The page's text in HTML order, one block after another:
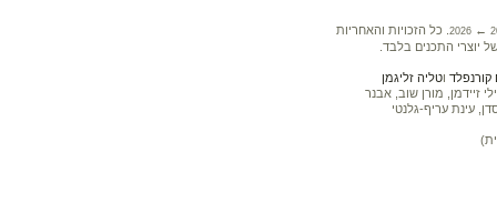
2026 ←
. כל הזכויות והאחריות
יוצרי התכנים בלבד.
וטליה זליגמן
זיידמן, מורן שוב, אבנר
עינת עריף-גלנטי